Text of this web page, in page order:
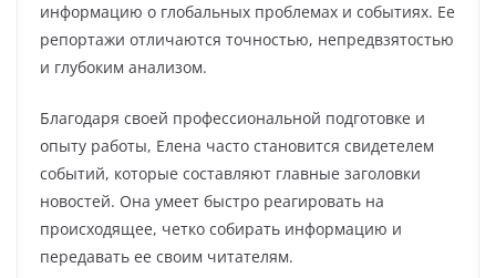
информацию о глобальных проблемах и событиях. Ее
репортажи отличаются точностью, непредвзятостью
и глубоким анализом.
Благодаря своей профессиональной подготовке и
опыту работы, Елена часто становится свидетелем
событий, которые составляют главные заголовки
новостей. Она умеет быстро реагировать на
происходящее, четко собирать информацию и
передавать ее своим читателям.